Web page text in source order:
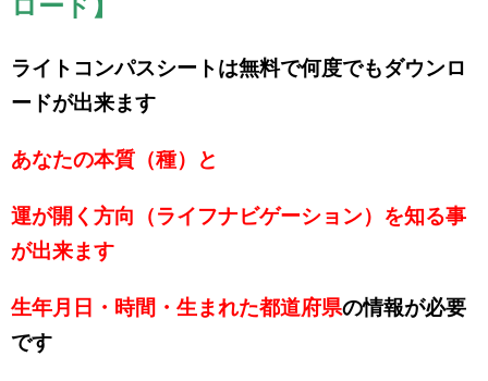
ライトコンパスシートは無料で何度でもダウンロ
ードが出来ます
あなたの本質（種）と
運が開く方向（ライフナビゲーション）を知る事
が出来ます
生年月日・時間・生まれた都道府県の情報が必要
です